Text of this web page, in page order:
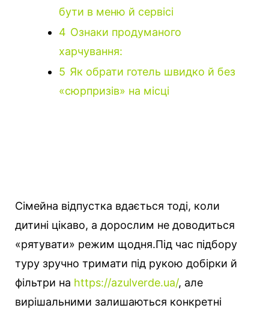
бути в меню й сервісі
4 Ознаки продуманого
харчування:
5 Як обрати готель швидко й без
«сюрпризів» на місці
Сімейна відпустка вдається тоді, коли
дитині цікаво, а дорослим не доводиться
«рятувати» режим щодня.Під час підбору
туру зручно тримати під рукою добірки й
фільтри на https://azulverde.ua/, але
вирішальними залишаються конкретні